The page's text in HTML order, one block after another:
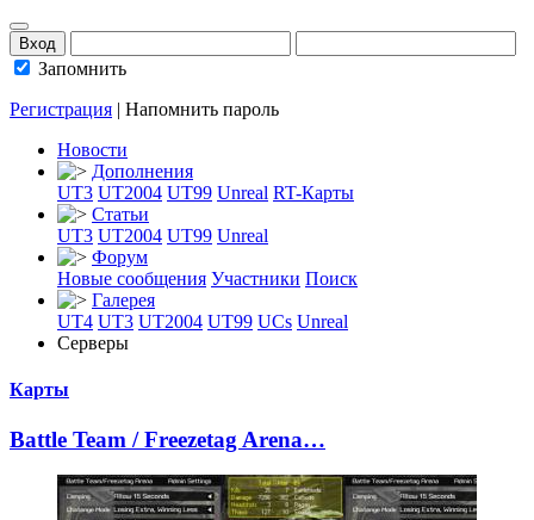
Запомнить
Регистрация | Напомнить пароль
Новости
Дополнения
UT3 UT2004 UT99 Unreal RT-Карты
Статьи
UT3 UT2004 UT99 Unreal
Форум
Новые сообщения Участники Поиск
Галерея
UT4 UT3 UT2004 UT99 UCs Unreal
Серверы
Карты
Battle Team / Fr­eezetag Arena…